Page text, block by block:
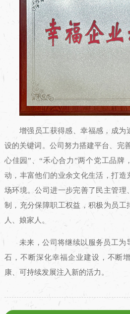
增强员工获得感、幸福感，成为
设的关键词。公司努力搭建平台、完
心佳园”、“禾心合力”两个党工品牌
动，丰富他们的业余文化生活，打造
场环境。公司进一步完善了民主管理
制，充分保障职工权益，积极为员工
人、娘家人。
未来，公司将继续以服务员工为
石，不断深化幸福企业建设，不断
康、可持续发展注入新的活力。